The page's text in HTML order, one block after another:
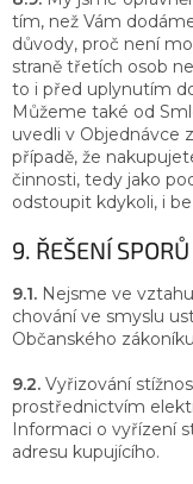
tím, než Vám
důvody, proč není
straně třetích osob
to i před uplynutím
Můžeme také od
uvedli v Objednávce
případě, že
činnosti, tedy jako
odstoupit kdykoli, i
9. ŘEŠENÍ
9.1. Nejsme ve
chování ve smyslu
Občanského
9.2. Vyřizování
prostřednictvím
Informaci o vyřízení
adresu kupujícího.